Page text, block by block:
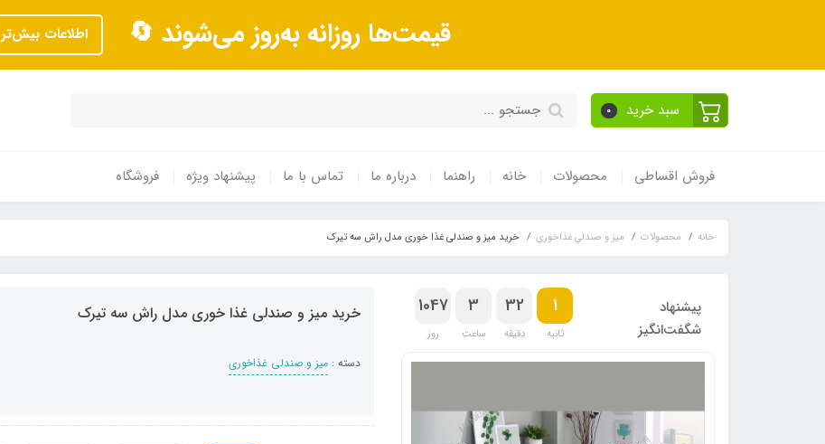
قیمت‌ها روزانه به‌روز می‌شوند 🔄 اطلاعات بیش‌تر
سبد خرید 0
فروش اقساطی محصولات خانه راهنما درباره ما تماس با ما پیشنهاد ویژه فروشگاه
خانه محصولات میز و صندلی غذاخوری خرید میز و صندلی غذا خوری مدل راش سه تیرک
پیشنهاد
شگفت‌انگیز
1047
روز
3
ساعت
32
دقیقه
0
ثانیه
خرید میز و صندلی غذا خوری مدل راش سه تیرک
دسته : میز و صندلی غذاخوری